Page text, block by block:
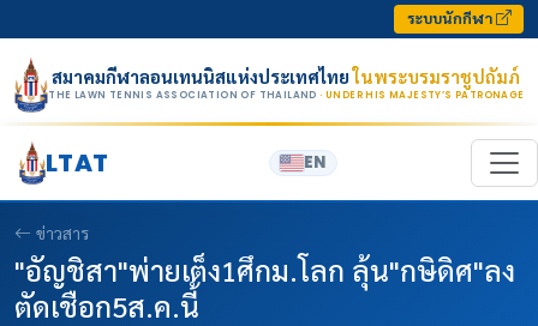
ระบบนักกีฬา
สมาคมกีฬาลอนเทนนิสแห่งประเทศไทยในพระบรมราชูปถัมภ์
THE LAWN TENNIS ASSOCIATION OF THAILAND · UNDER HIS MAJESTY’S PATRONAGE
LTAT EN
ข่าวสาร
"อัญชิสา"พ่ายเต็ง1ศึกม.โลก ลุ้น"กษิดิศ"ลง
ตัดเชือก5ส.ค.นี้